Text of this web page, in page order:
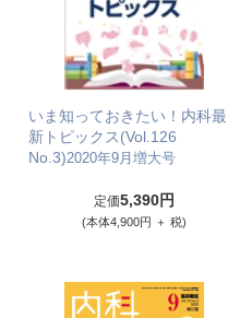
いま知っておきたい！内科最
新トピックス(Vol.126
No.3)2020年9月増大号
定価5,390円
(本体4,900円 ＋ 税)